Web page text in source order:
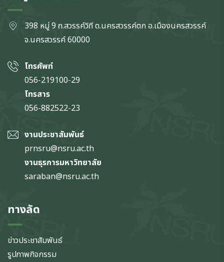
398 หมู่ 9 ถ.สวรรค์วิถี ต.นครสวรรค์ตก อ.เมืองนครสวรรค์
จ.นครสวรรค์60000
โทรศัพท์
056-219100-29
โทรสาร
056-882522-23
งานประชาสัมพันธ์
prnsru@nsru.ac.th
งานธุรการมหาวิทยาลัย
saraban@nsru.ac.th
ทางลัด
ข่าวประชาสัมพันธ์
รูปภาพกิจกรรม